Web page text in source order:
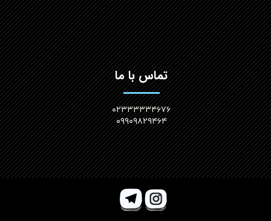
تماس با ما
۰۲۳۳۳۳۳۴۶۷۶
۰۹۹۰۹۸۲۹۴۶۴